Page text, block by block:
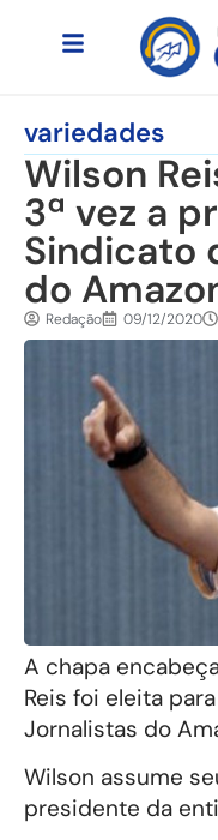
variedades
Wilson
3ª vez a
Sindicato
do
Redação 09/12/2020
A chapa
Reis foi eleita
Jornalistas do
Wilson assume
presidente da